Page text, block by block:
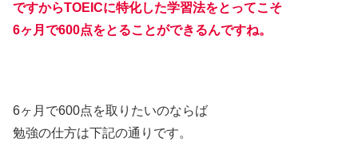
ですからTOEICに特化した学習法をとってこそ
6ヶ月で600点をとることができるんですね。
6ヶ月で600点を取りたいのならば
勉強の仕方は下記の通りです。